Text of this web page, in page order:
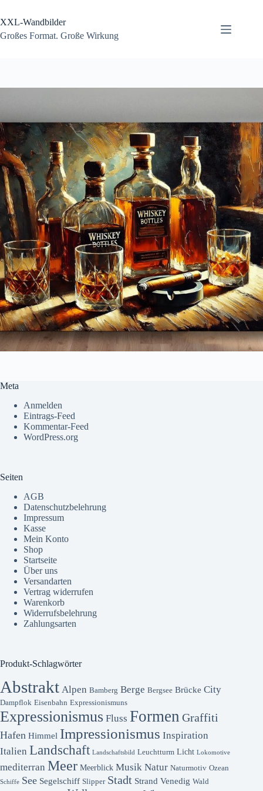
springen
XXL-Wandbilder
Großes Format. Große Wirkung
Meta
Anmelden
Eintrags-Feed
Kommentar-Feed
WordPress.org
Seiten
AGB
Datenschutzbelehrung
Impressum
Kasse
Mein Konto
Shop
Startseite
Über uns
Versandarten
Vertrag widerrufen
Warenkorb
Widerrufsbelehrung
Zahlungsarten
Produkt-Schlagwörter
Abstrakt Alpen Bamberg Berge Bergsee Brücke City
Dampflok Eisenbahn Expressionismuns
Expressionismus Fluss Formen Graffiti
Hafen Himmel Impressionismus Inspiration
Italien Landschaft Landschaftsbild Leuchtturm Licht Lokomotive
mediterran Meer Meerblick Musik Natur Naturmotiv Ozean
Schiffe See Segelschiff Slipper Stadt Strand Venedig Wald